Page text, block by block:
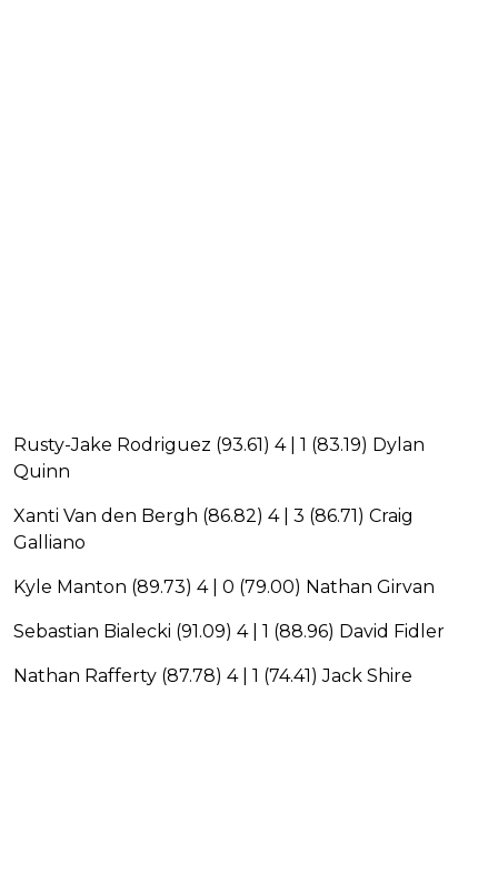
Rusty-Jake Rodriguez (93.61) 4 | 1 (83.19) Dylan
Quinn
Xanti Van den Bergh (86.82) 4 | 3 (86.71) Craig
Galliano
Kyle Manton (89.73) 4 | 0 (79.00) Nathan Girvan
Sebastian Bialecki (91.09) 4 | 1 (88.96) David Fidler
Nathan Rafferty (87.78) 4 | 1 (74.41) Jack Shire